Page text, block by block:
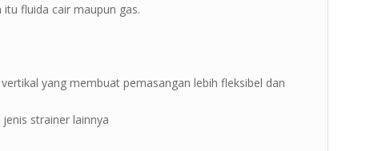
fluida cair maupun gas.
yang membuat pemasangan lebih fleksibel dan
strainer lainnya